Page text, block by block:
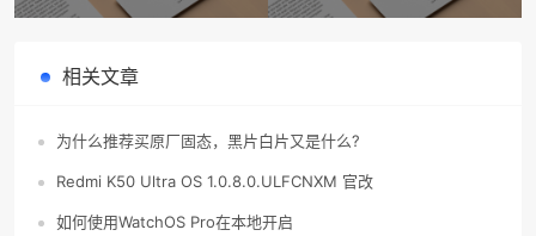
体验)
器Odyssey Neo G8
相关文章
为什么推荐买原厂固态，黑片白片又是什么?
Redmi K50 Ultra OS 1.0.8.0.ULFCNXM 官改
如何使用WatchOS Pro在本地开启